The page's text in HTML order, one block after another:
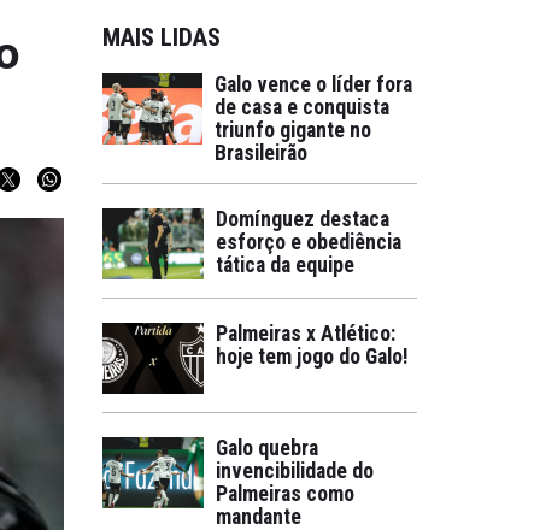
MAIS LIDAS
Galo vence o líder fora
de casa e conquista
triunfo gigante no
Brasileirão
Domínguez destaca
esforço e obediência
tática da equipe
Palmeiras x Atlético:
hoje tem jogo do Galo!
Galo quebra
invencibilidade do
Palmeiras como
mandante